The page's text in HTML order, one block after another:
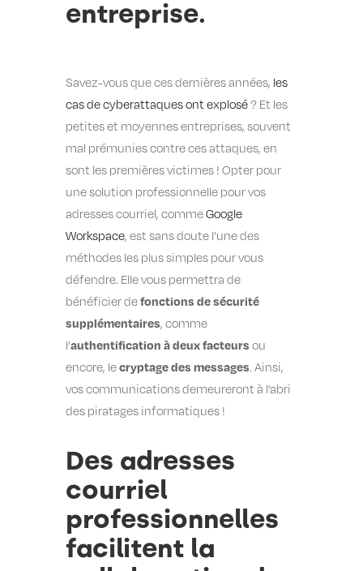
entreprise.
Savez-vous que ces dernières années, les
cas de cyberattaques ont explosé? Et les
petites et moyennes entreprises, souvent
mal prémunies contre ces attaques, en
sont les premières victimes ! Opter pour
une solution professionnelle pour vos
adresses courriel, commeGoogle
Workspace, est sans doute l’une des
méthodes les plus simples pour vous
défendre. Elle vous permettra de
bénéficier defonctions de sécurité
supplémentaires, comme
l’authentification à deux facteurs ou
encore, lecryptage des messages. Ainsi,
vos communications demeureront à l’abri
des piratages informatiques !
Des adresses
courriel
professionnelles
facilitent la